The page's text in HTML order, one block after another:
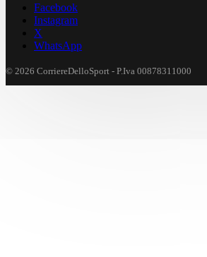
Facebook
Instagram
X
WhatsApp
© 2026 CorriereDelloSport - P.Iva 00878311000